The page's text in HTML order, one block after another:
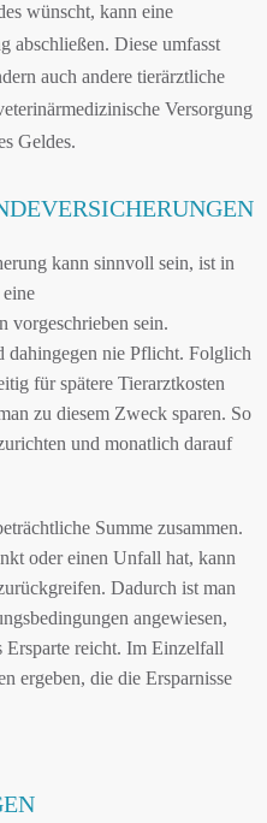
wünscht, kann eine
abschließen. Diese umfasst
auch andere tierärztliche
Versorgung
Geldes.
kann sinnvoll sein, ist in
vorgeschrieben sein.
dahingegen nie Pflicht. Folglich
für spätere Tierarztkosten
zu diesem Zweck sparen. So
und monatlich darauf
Summe zusammen.
oder einen Unfall hat, kann
Dadurch ist man
angewiesen,
reicht. Im Einzelfall
ergeben, die die Ersparnisse